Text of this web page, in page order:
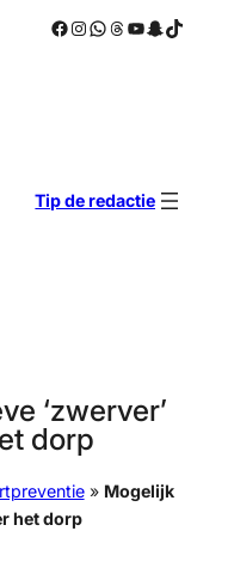
Facebook
Instagram
WhatsApp
Threads
YouTube
Snapchat
TikTok
Tip de redactie
‘zwerver’
dorp
» Mogelijk
het dorp